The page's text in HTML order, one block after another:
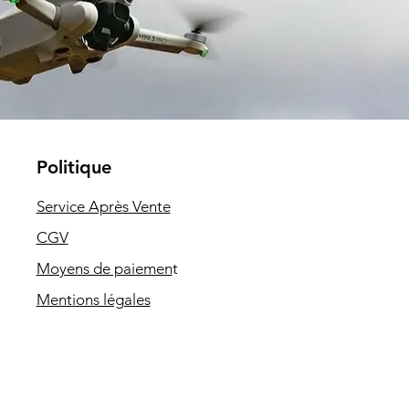
Politique
Service Après Vente
CGV
Moyens de paiement
Mentions légales